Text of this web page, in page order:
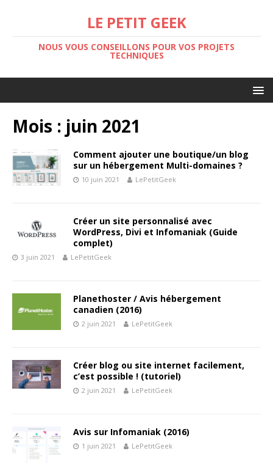
LE PETIT GEEK
NOUS VOUS CONSEILLONS POUR VOS PROJETS
TECHNIQUES
Mois : juin 2021
Comment ajouter une boutique/un blog
sur un hébergement Multi-domaines ?
10 juin 2021 LePetitGeek
Créer un site personnalisé avec
WordPress, Divi et Infomaniak (Guide
complet)
3 juin 2021 LePetitGeek
Planethoster / Avis hébergement
canadien (2016)
2 juin 2021 LePetitGeek
Créer blog ou site internet facilement,
c’est possible ! (tutoriel)
2 juin 2021 LePetitGeek
Avis sur Infomaniak (2016)
1 juin 2021 LePetitGeek